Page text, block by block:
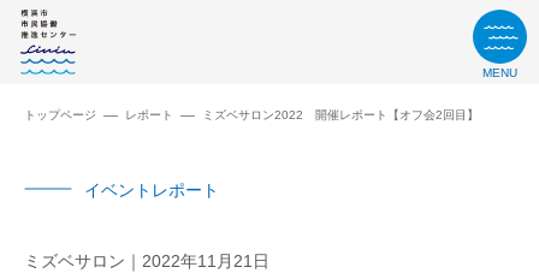
MENU
トップページ レポート ミズベサロン2022 開催レポート【オフ会2回目】
イベントレポート
ミズベサロン 2022年11月21日